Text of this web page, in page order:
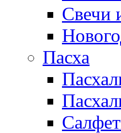
Свечи
Пасха